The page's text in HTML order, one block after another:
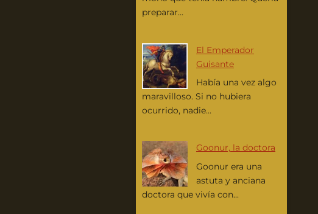
preparar...
El Emperador
Guisante
Había una vez algo
maravilloso. Si no hubiera
ocurrido, nadie...
Goonur, la doctora
Goonur era una
astuta y anciana
doctora que vivía con...